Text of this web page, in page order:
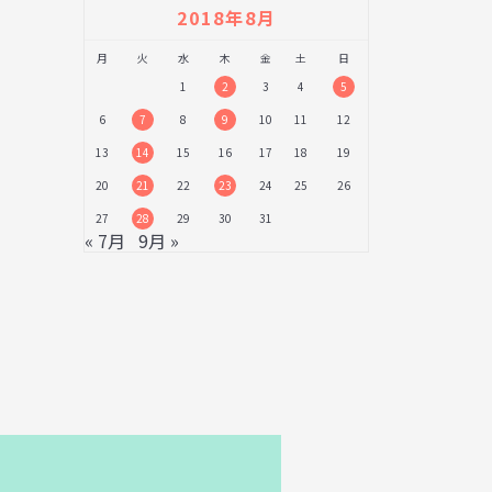
2018年8月
月 火 水 木 金 土
日
1
2 3 4
5
6
7 8 9 10 11
12
13
14 15 16 17 18
19
20
21 22 23 24 25
26
27
28 29 30 31
« 7月 9月 »